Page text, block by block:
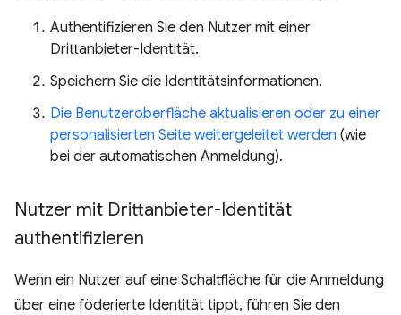
Authentifizieren Sie den Nutzer mit einer
Drittanbieter-Identität.
Speichern Sie die Identitätsinformationen.
Die Benutzeroberfläche aktualisieren oder zu einer
personalisierten Seite weitergeleitet werden (wie
bei der automatischen Anmeldung).
Nutzer mit Drittanbieter-Identität
authentifizieren
Wenn ein Nutzer auf eine Schaltfläche für die Anmeldung
über eine föderierte Identität tippt, führen Sie den